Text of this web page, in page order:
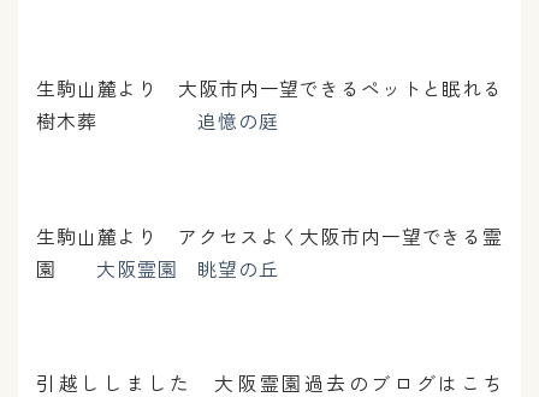
生駒山麓より 大阪市内一望できるペットと眠れる
樹木葬追憶の庭
生駒山麓より アクセスよく大阪市内一望できる霊
園 大阪霊園 眺望の丘
引越ししました 大阪霊園過去のブログはこち